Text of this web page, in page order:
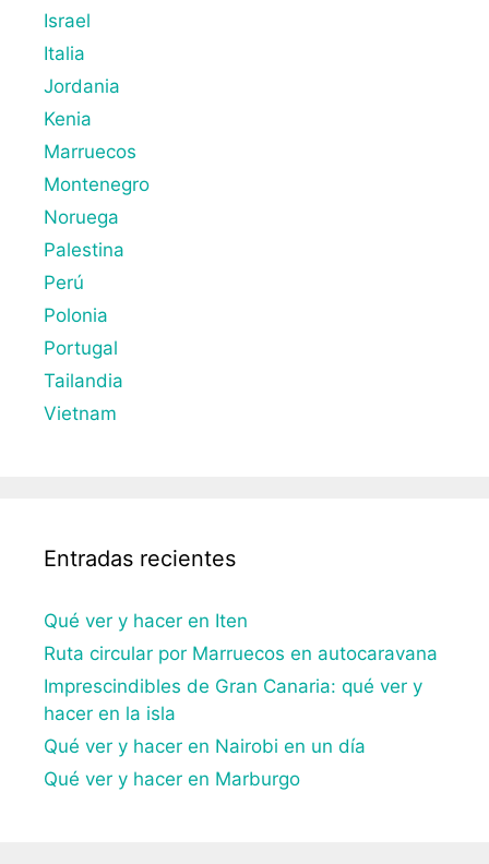
Israel
Italia
Jordania
Kenia
Marruecos
Montenegro
Noruega
Palestina
Perú
Polonia
Portugal
Tailandia
Vietnam
Entradas recientes
Qué ver y hacer en Iten
Ruta circular por Marruecos en autocaravana
Imprescindibles de Gran Canaria: qué ver y
hacer en la isla
Qué ver y hacer en Nairobi en un día
Qué ver y hacer en Marburgo